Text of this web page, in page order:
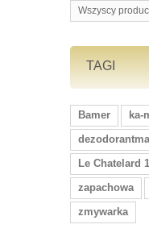
Wszyscy
TAGI
Bamer
ka-
Le Chatelard
zapachowa
zmywarka